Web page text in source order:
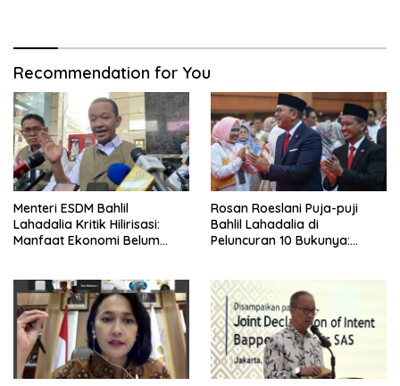
Recommendation for You
Menteri ESDM Bahlil
Lahadalia Kritik Hilirisasi:
Manfaat Ekonomi Belum
Rosan Roeslani Puja-puji
Bahlil Lahadalia di
Peluncuran 10 Bukunya: